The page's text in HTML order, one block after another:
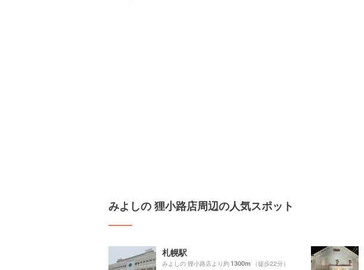
みよしの 狸小路店周辺の人気スポット
札幌駅
みよしの 狸小路店より約1300m （徒歩22分）